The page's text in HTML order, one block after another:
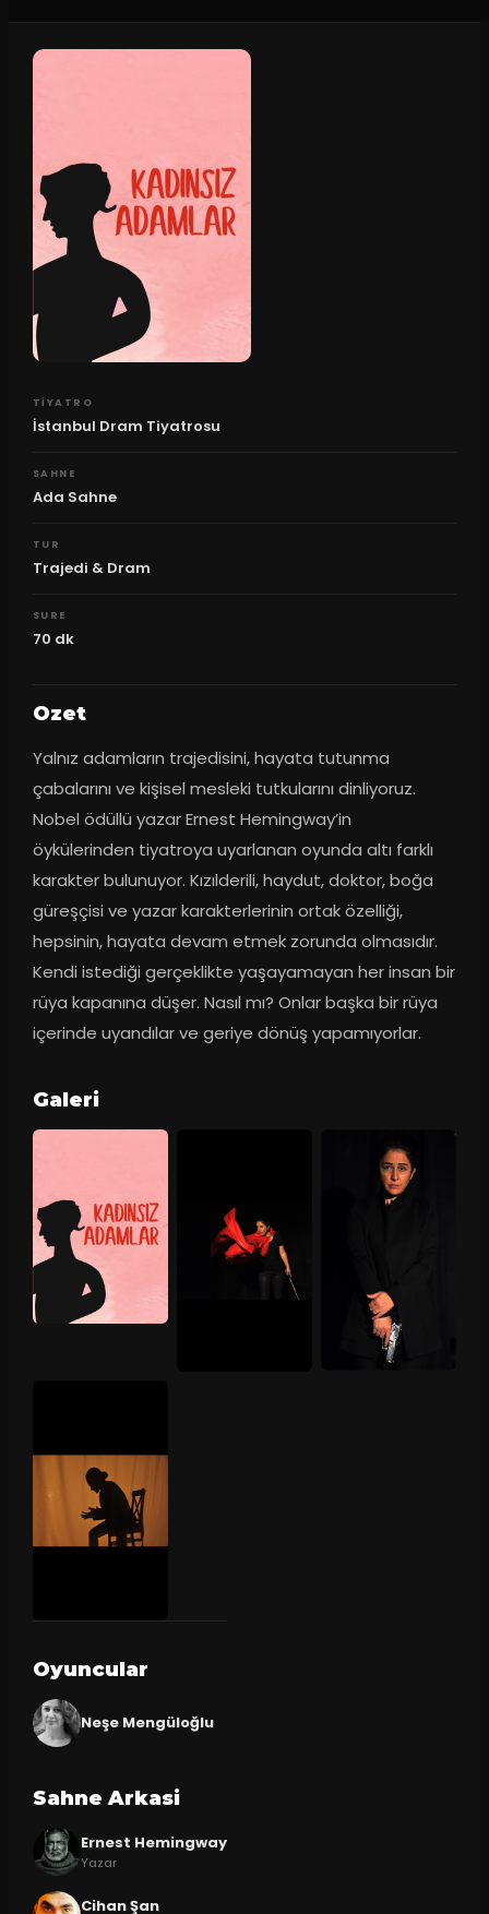
TIYATRO
İstanbul Dram Tiyatrosu
SAHNE
Ada Sahne
TUR
Trajedi & Dram
SURE
70 dk
Ozet
Yalnız adamların trajedisini, hayata tutunma
çabalarını ve kişisel mesleki tutkularını dinliyoruz.
Nobel ödüllü yazar Ernest Hemingway’in
öykülerinden tiyatroya uyarlanan oyunda altı farklı
karakter bulunuyor. Kızılderili, haydut, doktor, boğa
güreşçisi ve yazar karakterlerinin ortak özelliği,
hepsinin, hayata devam etmek zorunda olmasıdır.
Kendi istediği gerçeklikte yaşayamayan her insan bir
rüya kapanına düşer. Nasıl mı? Onlar başka bir rüya
içerinde uyandılar ve geriye dönüş yapamıyorlar.
Galeri
Oyuncular
Neşe Mengüloğlu
Sahne Arkasi
Ernest Hemingway
Yazar
Cihan Şan